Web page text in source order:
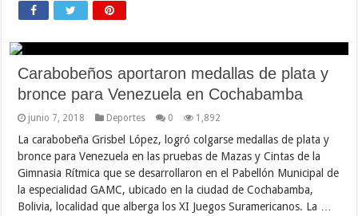
Carabobeños aportaron medallas de plata y
bronce para Venezuela en Cochabamba
junio 7, 2018 Deportes 0 1,892
La carabobeña Grisbel López, logró colgarse medallas de plata y
bronce para Venezuela en las pruebas de Mazas y Cintas de la
Gimnasia Rítmica que se desarrollaron en el Pabellón Municipal de
la especialidad GAMC, ubicado en la ciudad de Cochabamba,
Bolivia, localidad que alberga los XI Juegos Suramericanos. La …